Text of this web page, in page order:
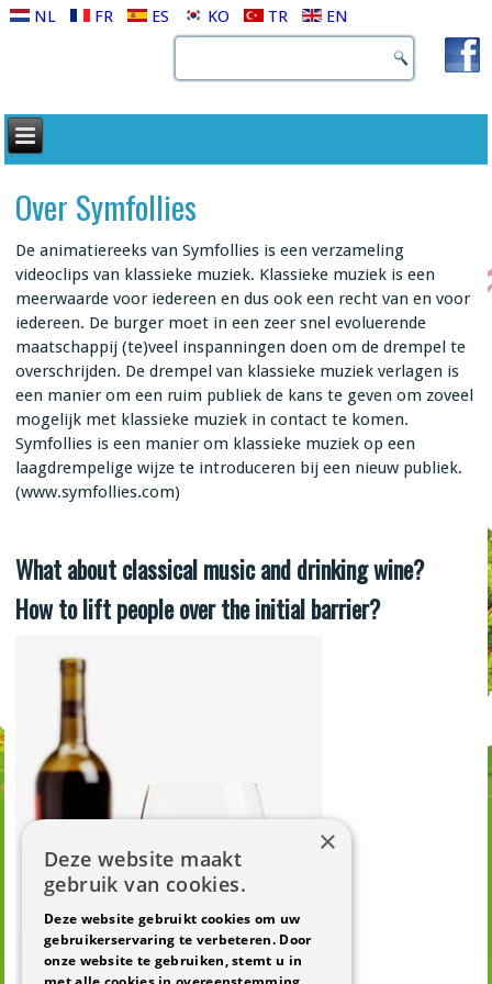
NL FR ES KO TR EN
Over Symfollies
De animatiereeks van Symfollies is een verzameling
videoclips van klassieke muziek. Klassieke muziek is een
meerwaarde voor iedereen en dus ook een recht van en voor
iedereen. De burger moet in een zeer snel evoluerende
maatschappij (te)veel inspanningen doen om de drempel te
overschrijden. De drempel van klassieke muziek verlagen is
een manier om een ruim publiek de kans te geven om zoveel
mogelijk met klassieke muziek in contact te komen.
Symfollies is een manier om klassieke muziek op een
laagdrempelige wijze te introduceren bij een nieuw publiek.
(www.symfollies.com)
What about classical music and drinking wine?
How to lift people over the initial barrier?
×
Deze website maakt
gebruik van cookies.
Deze website gebruikt cookies om uw
gebruikerservaring te verbeteren. Door
onze website te gebruiken, stemt u in